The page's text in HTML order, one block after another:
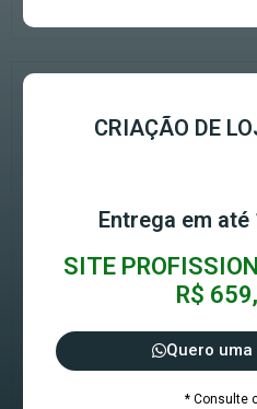
CRIAÇÃO DE
Entrega em
SITE
R$
Quero uma
* Consulte